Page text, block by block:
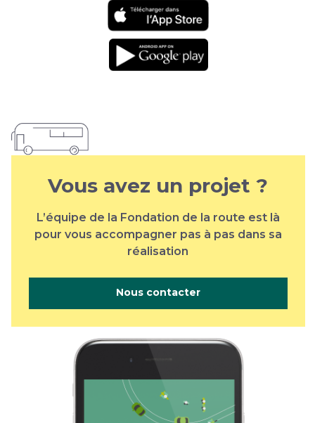
Téléchargement
sur l'app store
Téléchargement
sur google play
Vous avez un projet ?
L’équipe de la Fondation de la route est là
pour vous accompagner pas à pas dans sa
réalisation
Nous contacter